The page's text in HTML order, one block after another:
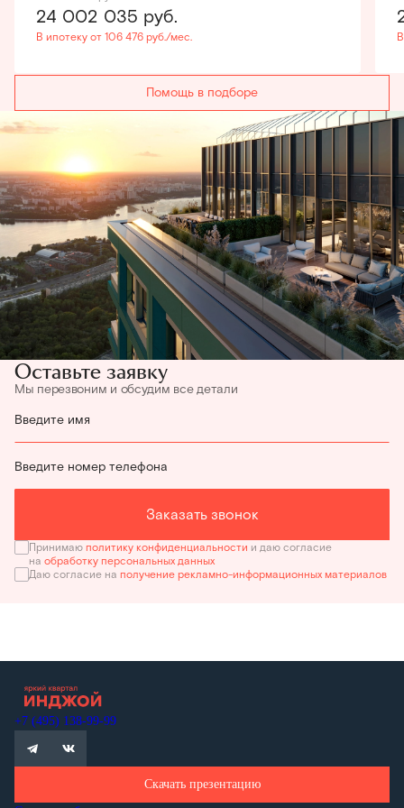
24 002 035 руб.
В ипотеку от 106 476 руб./мес.
Помощь в подборе
Оставьте заявку
Мы перезвоним и обсудим все детали
Введите имя
Введите номер телефона
Заказать звонок
Принимаю политику конфиденциальности и даю согласие
на обработку персональных данных
Даю согласие на получение рекламно-информационных материалов
+7 (495) 138-99-99
Скачать презентацию